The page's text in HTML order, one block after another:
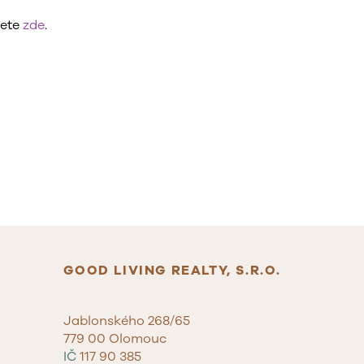
zde.
GOOD LIVING REALTY, S.R.O.
Jablonského 268/65
779 00 Olomouc
IČ117 90 385